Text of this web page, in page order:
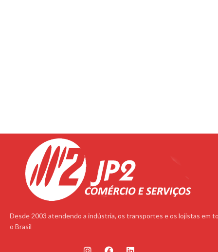
Desde 2003 atendendo a indústria, os transportes e os lojistas em
o Brasil